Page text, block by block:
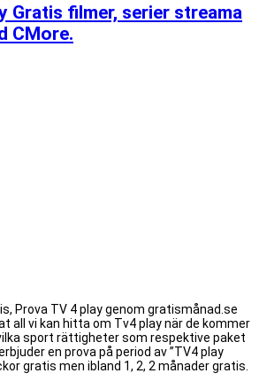
Gratis filmer, serier streama
CMore.
Prova TV 4 play genom gratismånad.se
all vi kan hitta om Tv4 play när de kommer
sport rättigheter som respektive paket
en prova på period av ”TV4 play
gratis men ibland 1, 2, 2 månader gratis.